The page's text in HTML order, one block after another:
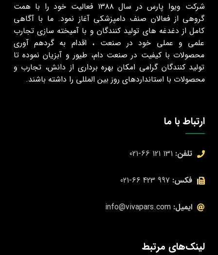
لینک‌های مرتبط
ارتباط با ما
تلفن: 131 121 66-021
فکس:
ایمیل: info@vivapars.com
شرکت ویوا پارس در سال ۱۳۸۸ فعالیت خود را با همت
گروهی از فعالان صنف دامپزشکی آغاز نمود. ما با آگاهی
کامل از دغدغه های تولید کنندگان و با آمیخته سازی تجارب
علمی و عملی خود در صنعت ، اقدام به گرد‌هم‌ آوری
محصولات با کیفیت در صنعت دام، طیور و آبزیان نموده تا
تولید کنندگان گرامی امکان بهره‌ برداری از دانش، تجارب و
محصولات با استانداردهای روز بین المللی را داشته باشند.